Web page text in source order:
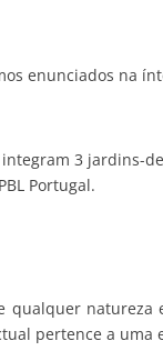
enunciados na
3 jardins-
Portugal.
qualquer
pertence a uma